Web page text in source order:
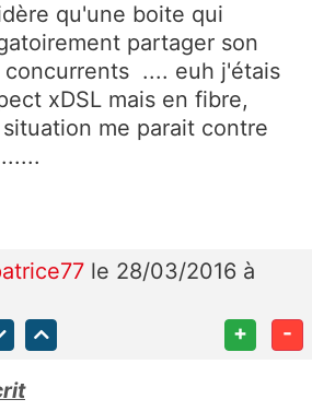
qu'une boite qui
partager son
concurrents .... euh j'étais
xDSL mais en fibre,
me parait contre
le 28/03/2016 à
+ -